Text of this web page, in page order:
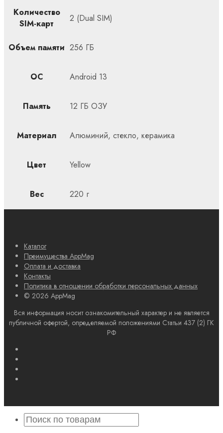
Количество
SIM-карт
2 (Dual SIM)
Объем памяти 256 ГБ
ОС Android 13
Память 12 ГБ ОЗУ
Материал Алюминий, стекло, керамика
Цвет Yellow
Вес 220 г
Каталог
Преимущества AppMag
Оплата и доставка
Контакты
Политика в отношении обработки персональных данных
© 2026 AppMag
Вся информация носит ознакомительный характер и не является
публичной офертой, определяемой положениями Статьи 437 (2) ГК
РФ